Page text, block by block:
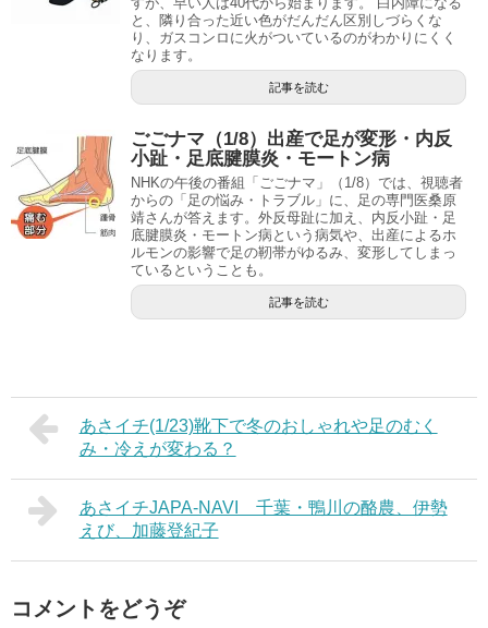
と、隣り合った近い色がだんだん区別しづらくな
り、ガスコンロに火がついているのがわかりにくく
なります。
記事を読む
ごごナマ（1/8）出産で足が変形・内反
小趾・足底腱膜炎・モートン病
NHKの午後の番組「ごごナマ」（1/8）では、視聴者
からの「足の悩み・トラブル」に、足の専門医桑原
靖さんが答えます。外反母趾に加え、内反小趾・足
底腱膜炎・モートン病という病気や、出産によるホ
ルモンの影響で足の靭帯がゆるみ、変形してしまっ
ているということも。
記事を読む
あさイチ(1/23)靴下で冬のおしゃれや足のむく
み・冷えが変わる？
あさイチJAPA-NAVI 千葉・鴨川の酪農、伊勢
えび、加藤登紀子
コメントをどうぞ